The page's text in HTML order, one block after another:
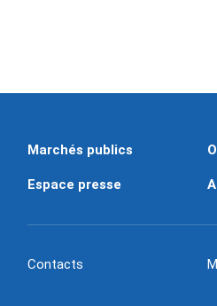
Marchés publics
Espace presse
Contacts